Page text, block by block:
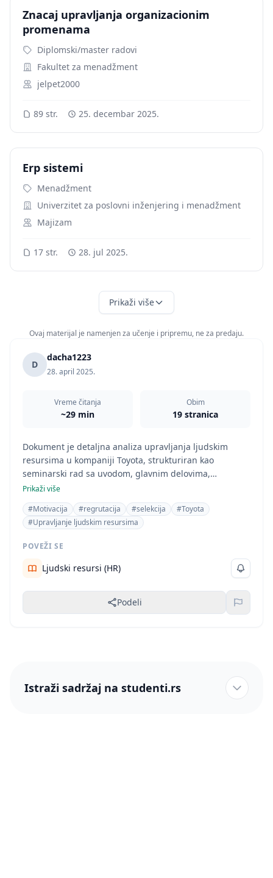
Znacaj upravljanja organizacionim
promenama
Diplomski/master radovi
Fakultet za menadžment
jelpet2000
89 str. 25. decembar 2025.
Erp sistemi
Menadžment
Univerzitet za poslovni inženjering i menadžment
Majizam
17 str. 28. jul 2025.
Prikaži više
Ovaj materijal je namenjen za učenje i pripremu, ne za predaju.
D
dacha1223
28. april 2025.
Vreme čitanja
~29 min
Obim
19 stranica
Dokument je detaljna analiza upravljanja ljudskim
resursima u kompaniji Toyota, strukturiran kao
seminarski rad sa uvodom, glavnim delovima,
zaključkom i literaturom. Sadržaj se fokusira na
ekonomske i upravljačke aspekte, a ne na prirodne
nauke, što isključuje kategoriju Fizika. Naslov i sadržaj
jasno ukazuju na oblast ekonomije i menadžmenta.
Prikaži više
#Motivacija
#regrutacija #selekcija
#Toyota
#Upravljanje ljudskim resursima
POVEŽI SE
Ljudski resursi (HR)
Podeli
Istraži sadržaj na studenti.rs